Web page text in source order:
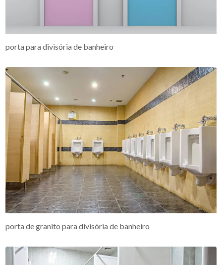
porta para divisória de banheiro
porta de granito para divisória de banheiro